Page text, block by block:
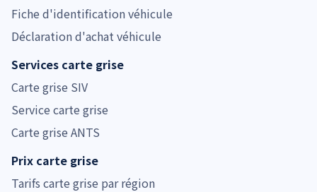
Fiche d'identification véhicule
Déclaration d'achat véhicule
Services carte grise
Carte grise SIV
Service carte grise
Carte grise ANTS
Prix carte grise
Tarifs carte grise par région